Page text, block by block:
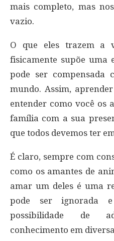
mais completo, mas
vazio.
O que eles trazem a
fisicamente supõe uma
pode ser compensada
mundo. Assim,
entender como você os
família com a sua
que todos devemos ter
É claro, sempre com
como os amantes de
amar um deles é uma
pode ser ignorada
possibilidade de
conhecimento em